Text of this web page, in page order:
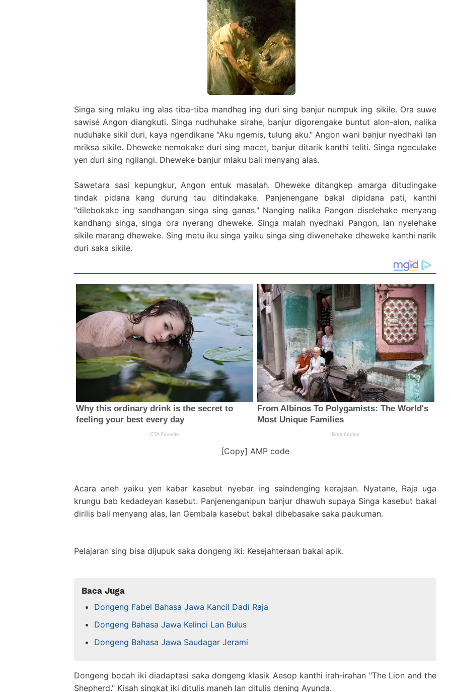
Singa sing mlaku ing alas tiba-tiba mandheg ing duri sing banjur numpuk ing sikile. Ora suwe
sawisé Angon diangkuti. Singa nudhuhake sirahe, banjur digorengake buntut alon-alon, nalika
nuduhake sikil duri, kaya ngendikane "Aku ngemis, tulung aku." Angon wani banjur nyedhaki lan
mriksa sikile. Dheweke nemokake duri sing macet, banjur ditarik kanthi teliti. Singa ngeculake
yen duri sing ngilangi. Dheweke banjur mlaku bali menyang alas.
Sawetara sasi kepungkur, Angon entuk masalah. Dheweke ditangkep amarga ditudingake
tindak pidana kang durung tau ditindakake. Panjenengane bakal dipidana pati, kanthi
"dilebokake ing sandhangan singa sing ganas." Nanging nalika Pangon diselehake menyang
kandhang singa, singa ora nyerang dheweke. Singa malah nyedhaki Pangon, lan nyelehake
sikile marang dheweke. Sing metu iku singa yaiku singa sing diwenehake dheweke kanthi narik
duri saka sikile.
[Copy] AMP code
Acara aneh yaiku yen kabar kasebut nyebar ing saindenging kerajaan. Nyatane, Raja uga
krungu bab kedadeyan kasebut. Panjenenganipun banjur dhawuh supaya Singa kasebut bakal
dirilis bali menyang alas, lan Gembala kasebut bakal dibebasake saka paukuman.
Pelajaran sing bisa dijupuk saka dongeng iki: Kesejahteraan bakal apik.
Baca Juga
Dongeng Fabel Bahasa Jawa Kancil Dadi Raja
Dongeng Bahasa Jawa Kelinci Lan Bulus
Dongeng Bahasa Jawa Saudagar Jerami
Dongeng bocah iki diadaptasi saka dongeng klasik Aesop kanthi irah-irahan "The Lion and the
Shepherd." Kisah singkat iki ditulis maneh lan ditulis dening Ayunda.